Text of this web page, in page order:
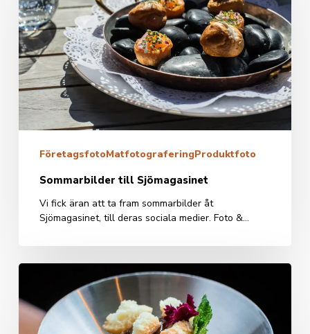
FöretagsfotoMatfotograferingProduktfoto
Sommarbilder till Sjömagasinet
Vi fick äran att ta fram sommarbilder åt
Sjömagasinet, till deras sociala medier. Foto &…
Buddy’s
rätter
med